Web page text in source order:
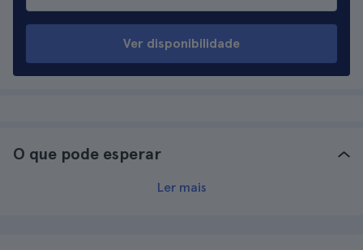
Ver disponibilidade
O que pode esperar
Ler mais